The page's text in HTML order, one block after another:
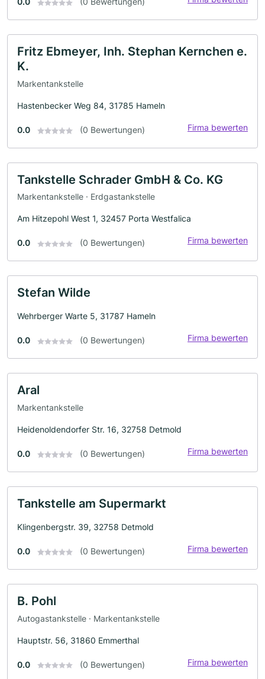
Fritz Ebmeyer, Inh. Stephan Kernchen e.
K.
Markentankstelle
Hastenbecker Weg 84, 31785 Hameln
0.0 (0 Bewertungen) Firma bewerten
Tankstelle Schrader GmbH & Co. KG
Markentankstelle · Erdgastankstelle
Am Hitzepohl West 1, 32457 Porta Westfalica
0.0 (0 Bewertungen) Firma bewerten
Stefan Wilde
Wehrberger Warte 5, 31787 Hameln
0.0 (0 Bewertungen) Firma bewerten
Aral
Markentankstelle
Heidenoldendorfer Str. 16, 32758 Detmold
0.0 (0 Bewertungen) Firma bewerten
Tankstelle am Supermarkt
Klingenbergstr. 39, 32758 Detmold
0.0 (0 Bewertungen) Firma bewerten
B. Pohl
Autogastankstelle · Markentankstelle
Hauptstr. 56, 31860 Emmerthal
0.0 (0 Bewertungen) Firma bewerten